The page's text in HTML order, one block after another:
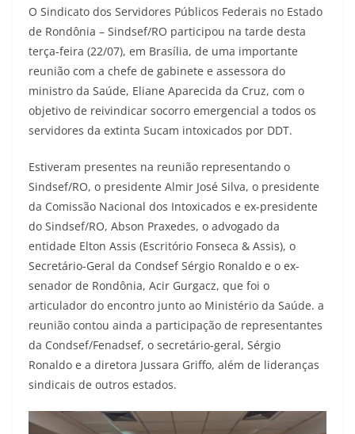
O Sindicato dos Servidores Públicos Federais no Estado
de Rondônia – Sindsef/RO participou na tarde desta
terça-feira (22/07), em Brasília, de uma importante
reunião com a chefe de gabinete e assessora do
ministro da Saúde, Eliane Aparecida da Cruz, com o
objetivo de reivindicar socorro emergencial a todos os
servidores da extinta Sucam intoxicados por DDT.
Estiveram presentes na reunião representando o
Sindsef/RO, o presidente Almir José Silva, o presidente
da Comissão Nacional dos Intoxicados e ex-presidente
do Sindsef/RO, Abson Praxedes, o advogado da
entidade Elton Assis (Escritório Fonseca & Assis), o
Secretário-Geral da Condsef Sérgio Ronaldo e o ex-
senador de Rondônia, Acir Gurgacz, que foi o
articulador do encontro junto ao Ministério da Saúde. a
reunião contou ainda a participação de representantes
da Condsef/Fenadsef, o secretário-geral, Sérgio
Ronaldo e a diretora Jussara Griffo, além de lideranças
sindicais de outros estados.